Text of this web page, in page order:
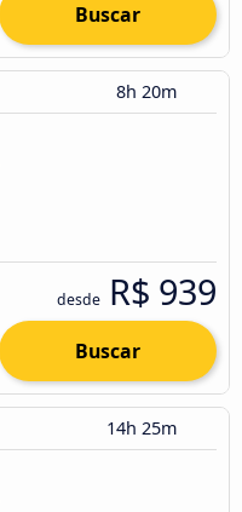
Buscar
8h 20m
desde R$ 939
Buscar
14h 25m